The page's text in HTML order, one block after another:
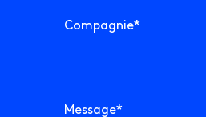
Compagnie*
Message*